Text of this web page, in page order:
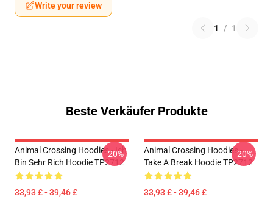
Write your review
1 / 1
Beste Verkäufer Produkte
Animal Crossing Hoodies - Ich
Bin Sehr Rich Hoodie TP2712
33,93 £ - 39,46 £
-20%
Animal Crossing Hoodies -
Take A Break Hoodie TP2712
33,93 £ - 39,46 £
-20%